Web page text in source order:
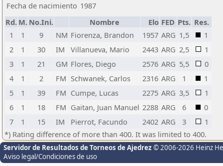
Fecha de nacimiento 1987
Rd. M. No.Ini. Nombre Elo FED Pts. Res.
1
1 9 NM Fiorenza, Brandon 1957 ARG 1,5
1
2
1 30 IM Villanueva, Mario 2443 ARG 2,5
1
3
1 21 GM Flores, Diego 2576 ARG 5,5
0
4
1 2 FM Schwanek, Carlos 2316 ARG 1
1
5
1 39 FM Cumpe, Lucas 2275 ARG 3,5
1
6
1 18 FM Gaitan, Juan Manuel 2288 ARG 6
0
7
1 15 IM Pierrot, Facundo 2402 ARG 3
1
*) Rating difference of more than 400. It was limited to 400.
Servidor de Resultados de Torneos de Ajedrez © 2006-2026 Heinz
Aviso legal/Condiciones de uso